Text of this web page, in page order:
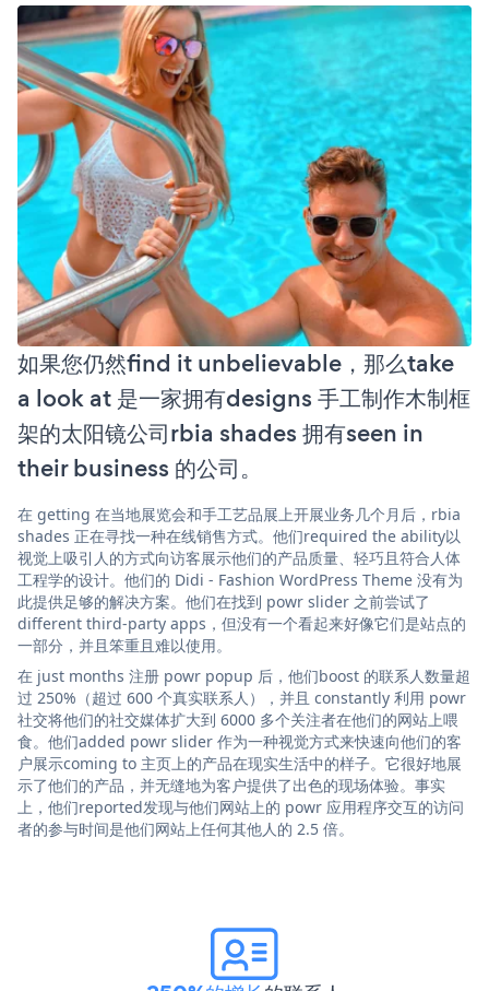
如果您仍然find it unbelievable，那么take
a look at 是一家拥有designs 手工制作木制框
架的太阳镜公司rbia shades 拥有seen in
their business 的公司。
在 getting 在当地展览会和手工艺品展上开展业务几个月后，rbia
shades 正在寻找一种在线销售方式。他们required the ability以
视觉上吸引人的方式向访客展示他们的产品质量、轻巧且符合人体
工程学的设计。他们的 Didi - Fashion WordPress Theme 没有为
此提供足够的解决方案。他们在找到 powr slider 之前尝试了
different third-party apps，但没有一个看起来好像它们是站点的
一部分，并且笨重且难以使用。
在 just months 注册 powr popup 后，他们boost 的联系人数量超
过 250%（超过 600 个真实联系人），并且 constantly 利用 powr
社交将他们的社交媒体扩大到 6000 多个关注者在他们的网站上喂
食。他们added powr slider 作为一种视觉方式来快速向他们的客
户展示coming to 主页上的产品在现实生活中的样子。它很好地展
示了他们的产品，并无缝地为客户提供了出色的现场体验。事实
上，他们reported发现与他们网站上的 powr 应用程序交互的访问
者的参与时间是他们网站上任何其他人的 2.5 倍。